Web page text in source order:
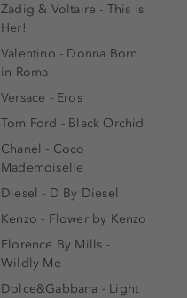
Zadig & Voltaire - This is
Her!
Valentino - Donna Born
in Roma
Versace - Eros
Tom Ford - Black Orchid
Chanel - Coco
Mademoiselle
Diesel - D By Diesel
Kenzo - Flower by Kenzo
Florence By Mills -
Wildly Me
Dolce&Gabbana - Light